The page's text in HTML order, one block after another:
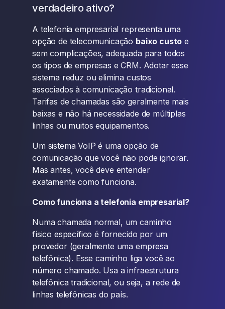
verdadeiro ativo?
A telefonia empresarial representa uma
opção de telecomunicação baixo custo e
sem complicações, adequada para todos
os tipos de empresas e CRM. Adotar esse
sistema reduz ou elimina custos
associados à comunicação tradicional.
Tarifas de chamadas são geralmente mais
baixas e não há necessidade de múltiplas
linhas ou muitos equipamentos.
Um sistema VoIP é uma opção de
comunicação que você não pode ignorar.
Mas antes, você deve entender
exatamente como funciona.
Como funciona a telefonia empresarial?
Numa chamada normal, um caminho
físico específico é fornecido por um
provedor (geralmente uma empresa
telefônica). Esse caminho liga você ao
número chamado. Usa a infraestrutura
telefônica tradicional, ou seja, a rede de
linhas telefônicas do país.